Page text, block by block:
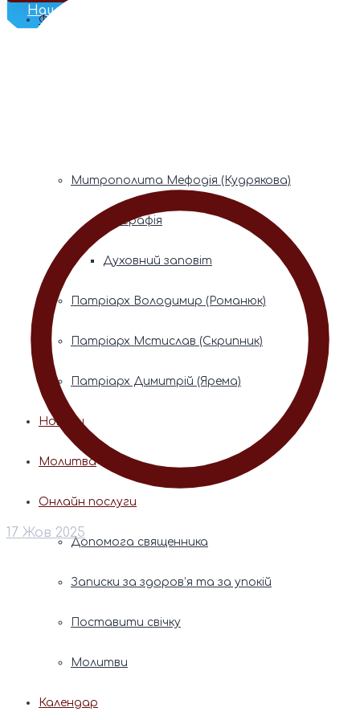
Наш Телеграм
Фонди пам’яті
Митрополита Мефодія (Кудрякова)
Біографія
Духовний заповіт
Патріарх Володимир (Романюк)
Патріарх Мстислав (Скрипник)
Патріарх Димитрій (Ярема)
Новини
Молитва
Онлайн послуги
Допомога священника
Записки за здоров’я та за упокій
Поставити свічку
Молитви
Календар
17 Жов 2025